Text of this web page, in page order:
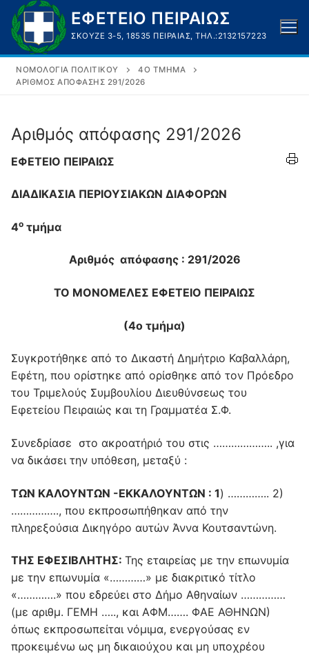
Μετάβαση
στο
περιεχόμενο
ΕΦΕΤΕΙΟ ΠΕΙΡΑΙΩΣ
ΣΚΟΥΖΈ 3-5, 18535 ΠΕΙΡΑΙΆΣ, ΤΗΛ.:2132157223
ΝΟΜΟΛΟΓΊΑ ΠΟΛΙΤΙΚΟΎ
4O ΤΜΉΜΑ
ΑΡΙΘΜΌΣ ΑΠΌΦΑΣΗΣ 291/2026
Αριθμός απόφασης 291/2026
ΕΦΕΤΕΙΟ ΠΕΙΡΑΙΩΣ
ΔΙΑΔΙΚΑΣΙΑ ΠΕΡΙΟΥΣΙΑΚΩΝ ΔΙΑΦΟΡΩΝ
4ο τμήμα
Αριθμός απόφασης : 291/2026
ΤΟ ΜΟΝΟΜΕΛΕΣ ΕΦΕΤΕΙΟ ΠΕΙΡΑΙΩΣ
(4ο τμήμα)
Συγκροτήθηκε από το Δικαστή Δημήτριο Καβαλλάρη,
Εφέτη, που ορίστηκε από ορίσθηκε από τον Πρόεδρο
του Τριμελούς Συμβουλίου Διευθύνσεως του
Εφετείου Πειραιώς και τη Γραμματέα Σ.Φ.
Συνεδρίασε στο ακροατήριό του στις ……………….. ,για
να δικάσει την υπόθεση, μεταξύ :
ΤΩΝ ΚΑΛΟΥΝΤΩΝ -ΕΚΚΑΛΟΥΝΤΩΝ : 1) ………….. 2)
……………., που εκπροσωπήθηκαν από την
πληρεξούσια Δικηγόρο αυτών Άννα Κουτσαντώνη.
ΤΗΣ ΕΦΕΣΙΒΛΗΤΗΣ: Της εταιρείας με την επωνυμία
με την επωνυμία «…………» με διακριτικό τίτλο
«………….» που εδρεύει στο Δήμο Αθηναίων ……………
(με αριθμ. ΓΕΜΗ ….., και ΑΦΜ……. ΦΑΕ ΑΘΗΝΩΝ)
όπως εκπροσωπείται νόμιμα, ενεργούσας εν
προκειμένω ως μη δικαιούχου και μη υποχρέου